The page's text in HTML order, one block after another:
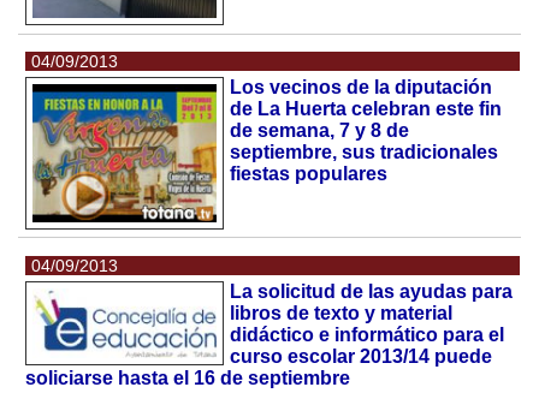
04/09/2013
Los vecinos de la diputación
de La Huerta celebran este fin
de semana, 7 y 8 de
septiembre, sus tradicionales
fiestas populares
04/09/2013
La solicitud de las ayudas para
libros de texto y material
didáctico e informático para el
curso escolar 2013/14 puede
soliciarse hasta el 16 de septiembre